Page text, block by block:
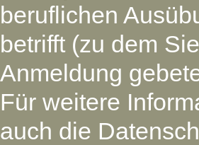
beruflichen
betrifft (zu dem
Anmeldung
Für weitere
auch die